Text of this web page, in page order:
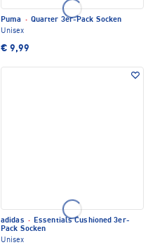
Puma · Quarter 3er-Pack Socken
Unisex
€ 9,99
adidas · Essentials Cushioned 3er-
Pack Socken
Unisex